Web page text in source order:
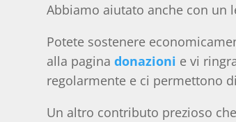
Abbiamo aiutato anche con un
Potete sostenere
alla paginadonazioni e vi
regolarmente e ci permettono
Un altro contributo prezioso che